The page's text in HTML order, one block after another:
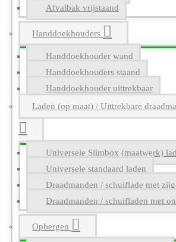
Afvalbak vrijstaand
Handdoekhouders
Handdoekhouder wand
Handdoekhouders staand
Handdoekhouder uittrekbaar
Laden (op maat) / Uittrekbare
Universele Slimbox (maatwerk)
Universele standaard laden
Draadmanden / schuiflade met
Draadmanden / schuifladen met
Opbergen